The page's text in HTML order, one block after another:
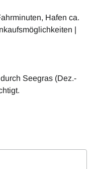
Hafen ca.
|
Seegras (Dez.-